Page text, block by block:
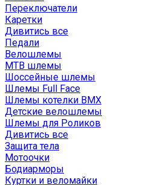
Переключатели
Каретки
Дивитись все
Педали
Велошлемы
MTB шлемы
Шоссейные шлемы
Шлемы Full Face
Шлемы котелки BMX
Детские велошлемы
Шлемы для Роликов
Дивитись все
Защита тела
Мотоочки
Бодиарморы
Куртки и веломайки